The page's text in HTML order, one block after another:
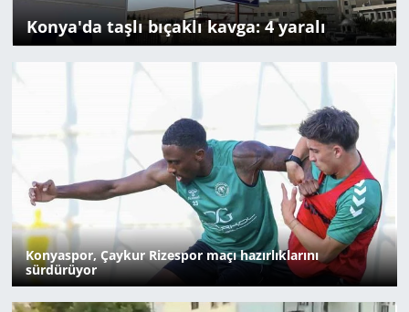
Konya'da taşlı bıçaklı kavga: 4 yaralı
Konyaspor, Çaykur Rizespor maçı hazırlıklarını
sürdürüyor